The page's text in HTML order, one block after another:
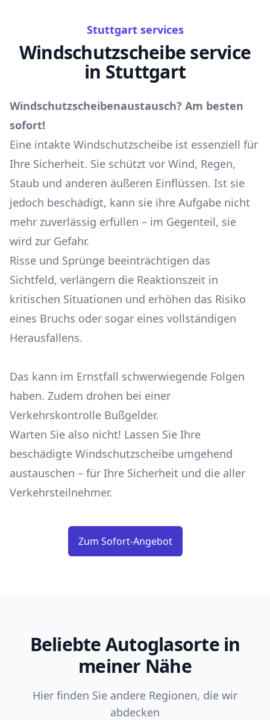
Stuttgart services
Windschutzscheibe service
in Stuttgart
Windschutzscheibenaustausch? Am besten
sofort!
Eine intakte Windschutzscheibe ist essenziell für
Ihre Sicherheit. Sie schützt vor Wind, Regen,
Staub und anderen äußeren Einflüssen. Ist sie
jedoch beschädigt, kann sie ihre Aufgabe nicht
mehr zuverlässig erfüllen – im Gegenteil, sie
wird zur Gefahr.
Risse und Sprünge beeinträchtigen das
Sichtfeld, verlängern die Reaktionszeit in
kritischen Situationen und erhöhen das Risiko
eines Bruchs oder sogar eines vollständigen
Herausfallens.
Das kann im Ernstfall schwerwiegende Folgen
haben. Zudem drohen bei einer
Verkehrskontrolle Bußgelder.
Warten Sie also nicht! Lassen Sie Ihre
beschädigte Windschutzscheibe umgehend
austauschen – für Ihre Sicherheit und die aller
Verkehrsteilnehmer.
Zum Sofort-Angebot
Beliebte Autoglasorte in
meiner Nähe
Hier finden Sie andere Regionen, die wir
abdecken